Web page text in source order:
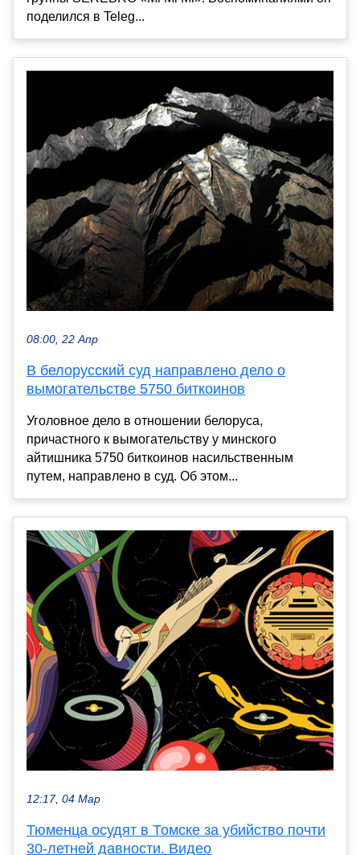
поделился в Teleg...
08:00, 22 Апр
В белорусский суд направлено дело о
вымогательстве 5750 биткоинов
Уголовное дело в отношении белоруса,
причастного к вымогательству у минского
айтишника 5750 биткоинов насильственным
путем, направлено в суд. Об этом...
12:17, 04 Мар
Тюменца осудят в Томске за убийство почти
30-летней давности. Видео